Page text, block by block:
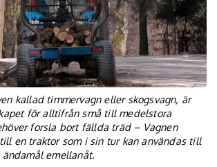
kallad timmervagn eller skogsvagn, är
för alltifrån små till medelstora
forsla bort fällda träd – Vagnen
en traktor som i sin tur kan användas till
emellanåt.